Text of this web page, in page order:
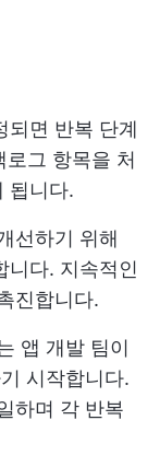
되면 반복 단계
로그 항목을 처
됩니다.
선하기 위해
니다. 지속적인
진합니다.
앱 개발 팀이
시작합니다.
하며 각 반복